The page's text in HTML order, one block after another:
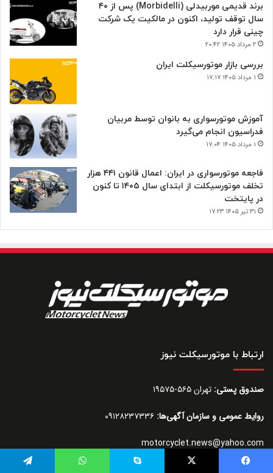
برند قدیمی موربیدلی (Morbidelli) پس از ۴۰
سال توقف تولید، اکنون در مالکیت یک شرکت
چینی قرار دارد
۲ مرداد ۱۴۰۵ ۲۰:۴۲
بررسی بازار موتورسیکلت ایران
۱ مرداد ۱۴۰۵ ۱۷:۱۷
آموزش موتورسواری به بانوان توسط مربیان
فدراسیون انجام می‌گیرد
۱ مرداد ۱۴۰۵ ۱۷:۰۴
فاجعه موتورسواری در ایران: اعمال قانون ۴۴۱ هزار
تخلف موتورسیکلت از ابتدای سال ۱۴۰۵ تا کنون
در پایتخت
۳۱ تیر ۱۴۰۵ ۱۷:۲۳
ارتباط با موتورسیکلت نیوز
صندوق پستی: تهران ۵۶۵-۱۹۵۷۵
روایط عمومی و سازمان آگهی‌ها:
motorcyclet.news@yahoo.com